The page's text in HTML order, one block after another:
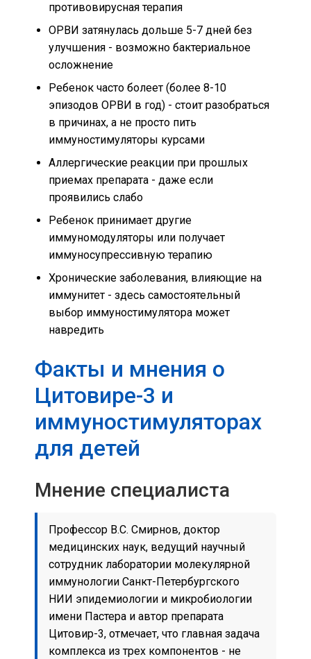
противовирусная терапия
ОРВИ затянулась дольше 5-7 дней без
улучшения - возможно бактериальное
осложнение
Ребенок часто болеет (более 8-10
эпизодов ОРВИ в год) - стоит разобраться
в причинах, а не просто пить
иммуностимуляторы курсами
Аллергические реакции при прошлых
приемах препарата - даже если
проявились слабо
Ребенок принимает другие
иммуномодуляторы или получает
иммуносупрессивную терапию
Хронические заболевания, влияющие на
иммунитет - здесь самостоятельный
выбор иммуностимулятора может
навредить
Факты и мнения о
Цитовире-3 и
иммуностимуляторах
для детей
Мнение специалиста
Профессор В.С. Смирнов, доктор
медицинских наук, ведущий научный
сотрудник лаборатории молекулярной
иммунологии Санкт-Петербургского
НИИ эпидемиологии и микробиологии
имени Пастера и автор препарата
Цитовир-3, отмечает, что главная задача
комплекса из трех компонентов - не